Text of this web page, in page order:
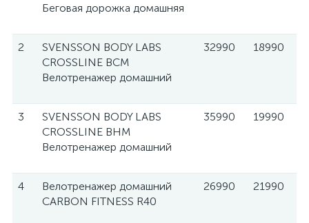
Беговая дорожка домашняя
2
SVENSSON BODY LABS
CROSSLINE BCM
Велотренажер домашний
32990 18990
3
SVENSSON BODY LABS
CROSSLINE BHM
Велотренажер домашний
35990 19990
4
Велотренажер домашний
CARBON FITNESS R40
26990 21990